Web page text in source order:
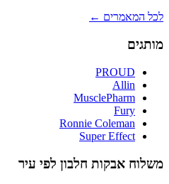
לכל המאמרים ←
מותגים
PROUD
Allin
MusclePharm
Fury
Ronnie Coleman
Super Effect
משלוח אבקות חלבון לפי עיר